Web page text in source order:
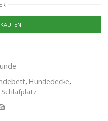
, Hundedecke,
Schlafplatz